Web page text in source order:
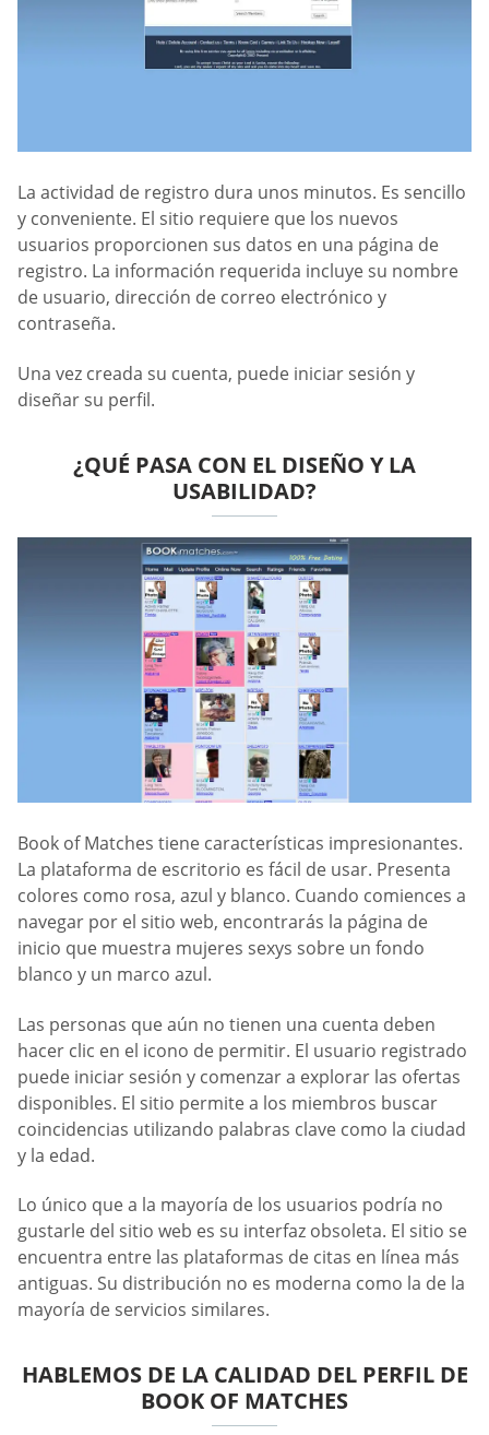
La actividad de registro dura unos minutos. Es sencillo
y conveniente. El sitio requiere que los nuevos
usuarios proporcionen sus datos en una página de
registro. La información requerida incluye su nombre
de usuario, dirección de correo electrónico y
contraseña.
Una vez creada su cuenta, puede iniciar sesión y
diseñar su perfil.
¿QUÉ PASA CON EL DISEÑO Y LA
USABILIDAD?
Book of Matches tiene características impresionantes.
La plataforma de escritorio es fácil de usar. Presenta
colores como rosa, azul y blanco. Cuando comiences a
navegar por el sitio web, encontrarás la página de
inicio que muestra mujeres sexys sobre un fondo
blanco y un marco azul.
Las personas que aún no tienen una cuenta deben
hacer clic en el icono de permitir. El usuario registrado
puede iniciar sesión y comenzar a explorar las ofertas
disponibles. El sitio permite a los miembros buscar
coincidencias utilizando palabras clave como la ciudad
y la edad.
Lo único que a la mayoría de los usuarios podría no
gustarle del sitio web es su interfaz obsoleta. El sitio se
encuentra entre las plataformas de citas en línea más
antiguas. Su distribución no es moderna como la de la
mayoría de servicios similares.
HABLEMOS DE LA CALIDAD DEL PERFIL DE
BOOK OF MATCHES